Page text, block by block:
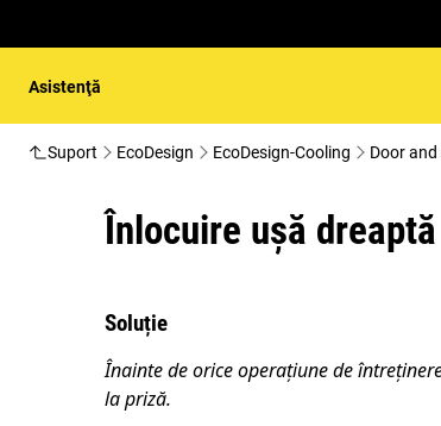
Asistenţă
Suport EcoDesign EcoDesign-Cooling Door
Înlocuire ușă
Soluție
Înainte de orice operațiune de
lapriză.